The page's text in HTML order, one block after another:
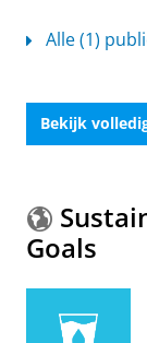
Alle (1)
Bekijk
Goals